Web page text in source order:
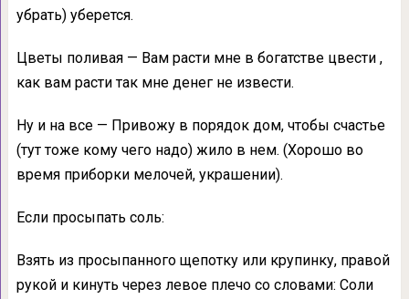
убрать) уберется.
Цветы поливая — Вам расти мне в богатстве цвести ,
как вам расти так мне денег не извести.
Ну и на все — Привожу в порядок дом, чтобы счастье
(тут тоже кому чего надо) жило в нем. (Хорошо во
время приборки мелочей, украшении).
Если просыпать соль:
Взять из просыпанного щепотку или крупинку, правой
рукой и кинуть через левое плечо со словами: Соли